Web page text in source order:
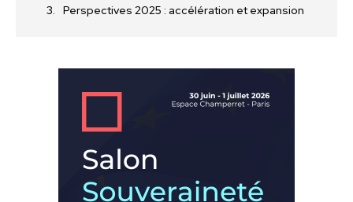
Perspectives 2025 : accélération et expansion